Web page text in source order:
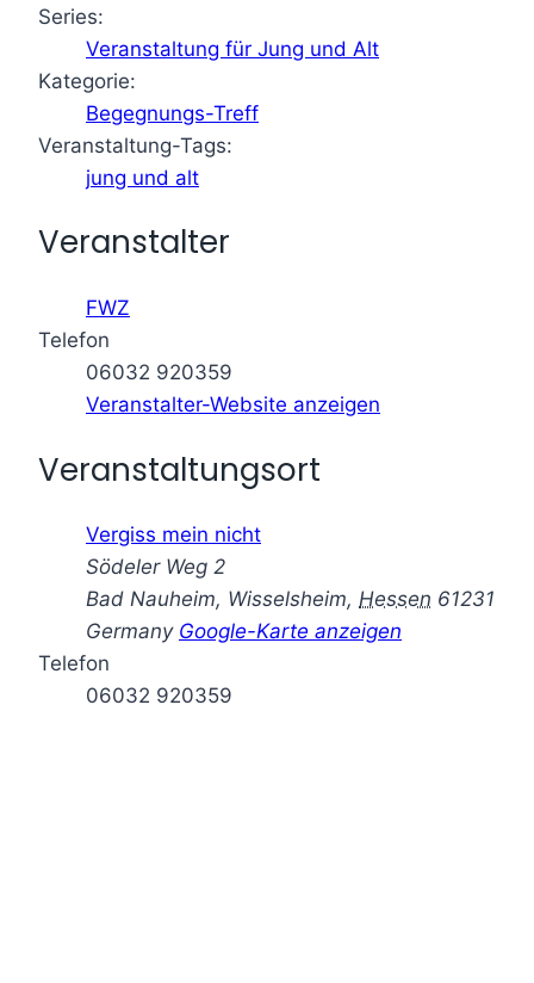
Series:
Veranstaltung für Jung und Alt
Kategorie:
Begegnungs-Treff
Veranstaltung-Tags:
jung und alt
Veranstalter
FWZ
Telefon
06032 920359
Veranstalter-Website anzeigen
Veranstaltungsort
Vergiss mein nicht
Södeler Weg 2
Bad Nauheim, Wisselsheim, Hessen 61231
Germany Google-Karte anzeigen
Telefon
06032 920359